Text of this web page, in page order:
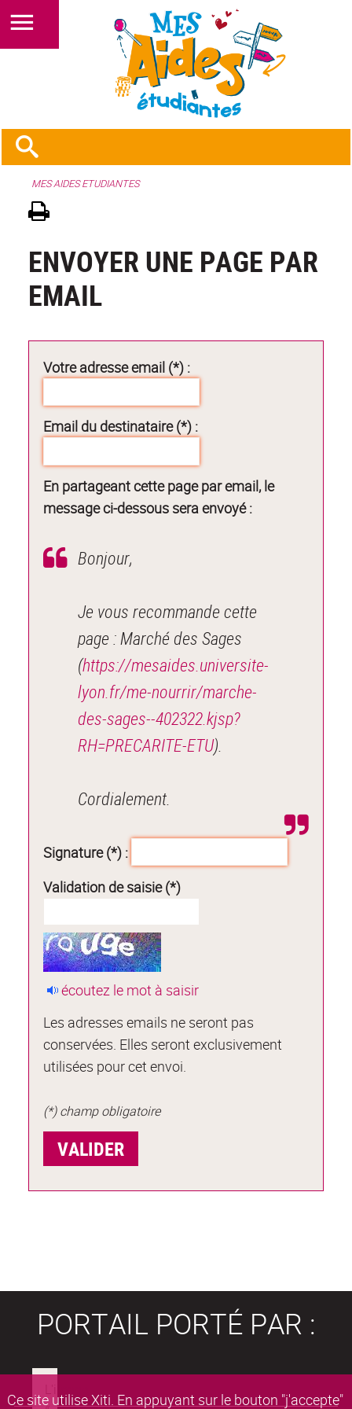
Ce site utilise Xiti. En appuyant sur le bouton "j'accepte"
MES AIDES ETUDIANTES
ENVOYER UNE PAGE PAR
EMAIL
Votre adresse email (*) :
Email du destinataire (*) :
En partageant cette page par email, le
message ci-dessous sera envoyé :
Bonjour,
Je vous recommande cette
page : Marché des Sages
(https://mesaides.universite-
lyon.fr/me-nourrir/marche-
des-sages--402322.kjsp?
RH=PRECARITE-ETU).
Cordialement.
Signature (*) :
Validation de saisie (*)
écoutez le mot à saisir
Les adresses emails ne seront pas
conservées. Elles seront exclusivement
utilisées pour cet envoi.
(*) champ obligatoire
PORTAIL PORTÉ PAR :